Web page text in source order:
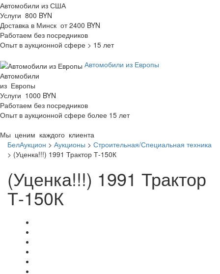
Автомобили из США
Услуги 800 BYN
Доставка в Минск от 2400 BYN
Работаем без посредников
Опыт в аукционной сфере > 15 лет
Автомобили из Европы
Автомобили
из Европы
Услуги 1000 BYN
Работаем без посредников
Опыт в аукционной сфере более 15 лет
Мы ценим каждого клиента
БелАукцион > Аукционы > Строительная/Специальная техника
> (Уценка!!!) 1991 Трактор Т-150К
(Уценка!!!) 1991 Трактор
Т-150К